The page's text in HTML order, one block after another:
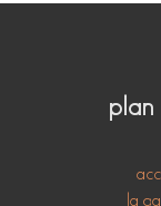
plan
la